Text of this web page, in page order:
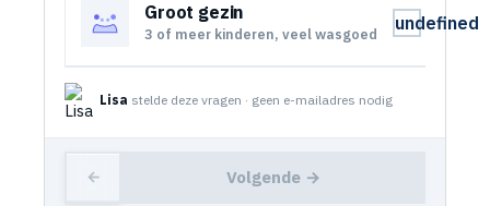
undefined
Groot gezin
3 of meer kinderen, veel wasgoed
Lisa stelde deze vragen · geen e-mailadres nodig
← Volgende →